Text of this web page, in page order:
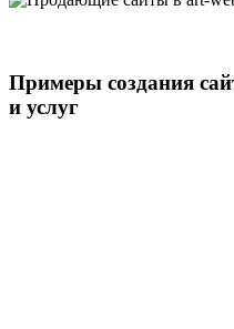
Примеры создания
и услуг